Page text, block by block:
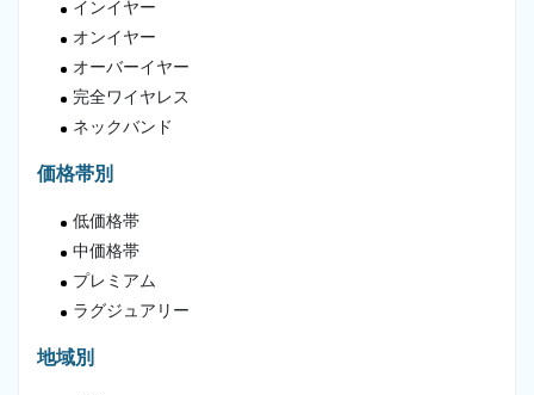
インイヤー
オンイヤー
オーバーイヤー
完全ワイヤレス
ネックバンド
価格帯別
低価格帯
中価格帯
プレミアム
ラグジュアリー
地域別